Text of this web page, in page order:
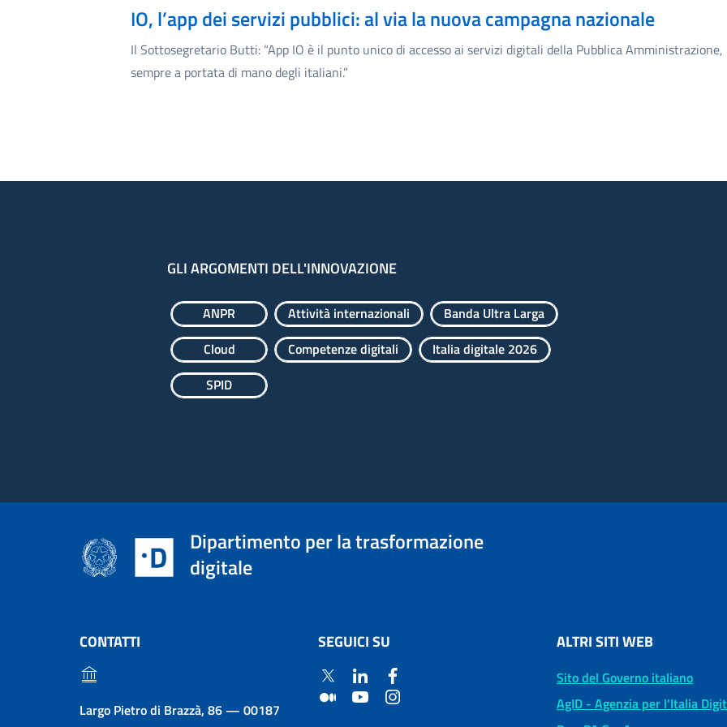
IO, l’app dei servizi pubblici: al via la nuova campagna nazionale
Il Sottosegretario Butti: “App IO è il punto unico di accesso ai servizi digitali della Pubblica Amministrazione,
sempre a portata di mano degli italiani.”
GLI ARGOMENTI DELL'INNOVAZIONE
ANPR Attività internazionali
Banda Ultra Larga
Cloud
Competenze digitali
Italia digitale 2026
SPID
Dipartimento per la trasformazione
digitale
CONTATTI
Largo Pietro di Brazzà, 86 — 00187
SEGUICI SU ALTRI SITI WEB
Sito del Governo italiano
AgID - Agenzia per l'Italia